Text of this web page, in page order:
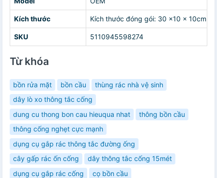
Kích thước Kích thước đóng gói: 30 x10 x 10cm
SKU 5110945598274
Từ khóa
bồn rửa mặt bồn cầu
thùng rác nhà vệ sinh
dây lò xo thông tắc cống
dung cu thong bon cau hieuqua nhat
thông bồn cầu
thông cống nghẹt cực mạnh
dụng cụ gắp rác thông tắc đường ống
cây gấp rác ốn cống
dây thông tắc cống 15mét
dụng cụ gắp rác cống
cọ bồn cầu